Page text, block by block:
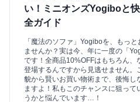
い！ミニオンズYogiboと
全ガイド
「魔法のソファ」Yogiboを、もっ
ませんか？実は今、年に一度の「
です！全商品10%OFFはもちろん、
登場するんですから見逃せません。
貌から賢いお買い物術まで、後悔し
ますよ！私もこのチャンスに狙って
うかと悩んでいます…！